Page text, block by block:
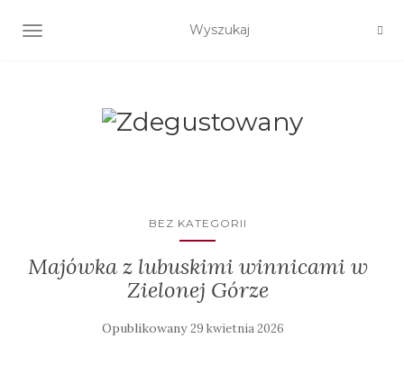
TOGGLE NAVIGATION
BEZ KATEGORII
Majówka z lubuskimi winnicami w
Zielonej Górze
Opublikowany29 kwietnia 2026